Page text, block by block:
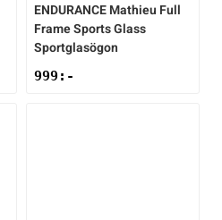
ENDURANCEMathieu Full
Frame Sports Glass
Sportglasögon
999 :-